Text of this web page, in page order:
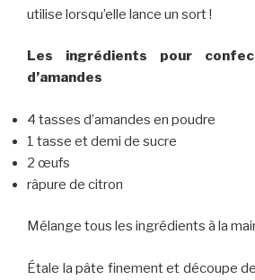
utilise lorsqu’elle lance un sort !
Les ingrédients pour
d’amandes
4 tasses d’amandes en poudre
1 tasse et demi de sucre
2 œufs
râpure de citron
Mélange tous les ingrédients à la
Étale la pâte finement et découpe